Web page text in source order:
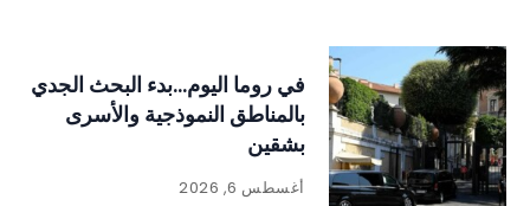
في روما اليوم…بدء البحث الجدي
بالمناطق النموذجية والأسرى
بشقين
أغسطس 6, 2026